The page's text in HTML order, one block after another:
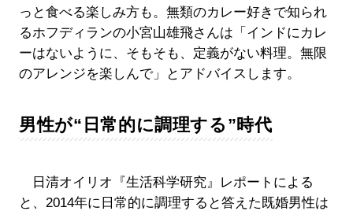
っと食べる楽しみ方も。無類のカレー好きで知られ
るホフディランの小宮山雄飛さんは「インドにカレ
ーはないように、そもそも、定義がない料理。無限
のアレンジを楽しんで」とアドバイスします。
男性が“日常的に調理する”時代
日清オイリオ『生活科学研究』レポートによる
と、2014年に日常的に調理すると答えた既婚男性は